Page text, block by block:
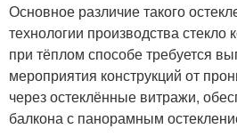
Основное различие такого
технологии производства стекло
при тёплом способе требуется
мероприятия конструкций от
через остеклённые витражи,
балкона с панорамным